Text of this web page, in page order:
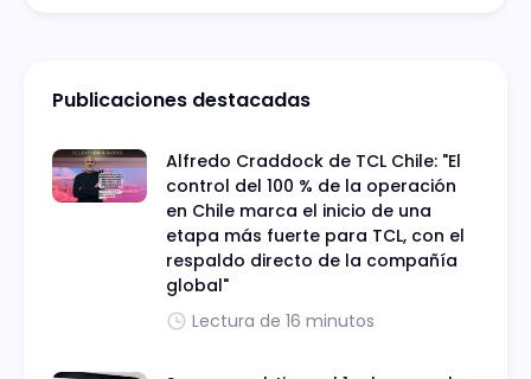
Publicaciones destacadas
Alfredo Craddock de TCL Chile: "El
control del 100 % de la operación
en Chile marca el inicio de una
etapa más fuerte para TCL, con el
respaldo directo de la compañía
global"
Lectura de 16 minutos